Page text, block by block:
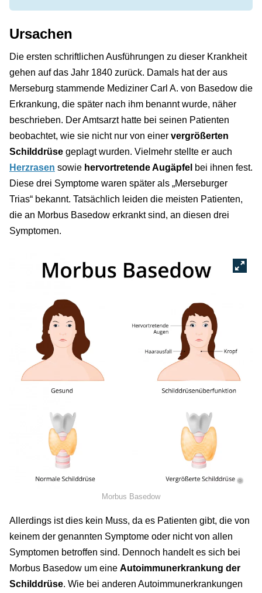
Ursachen
Die ersten schriftlichen Ausführungen zu dieser Krankheit
gehen auf das Jahr 1840 zurück. Damals hat der aus
Merseburg stammende Mediziner Carl A. von Basedow die
Erkrankung, die später nach ihm benannt wurde, näher
beschrieben. Der Amtsarzt hatte bei seinen Patienten
beobachtet, wie sie nicht nur von einer vergrößerten
Schilddrüse geplagt wurden. Vielmehr stellte er auch
Herzrasen sowie hervortretende Augäpfel bei ihnen fest.
Diese drei Symptome waren später als „Merseburger
Trias“ bekannt. Tatsächlich leiden die meisten Patienten,
die an Morbus Basedow erkrankt sind, an diesen drei
Symptomen.
©
Morbus Basedow
Allerdings ist dies kein Muss, da es Patienten gibt, die von
keinem der genannten Symptome oder nicht von allen
Symptomen betroffen sind. Dennoch handelt es sich bei
Morbus Basedow um eine Autoimmunerkrankung der
Schilddrüse. Wie bei anderen Autoimmunerkrankungen